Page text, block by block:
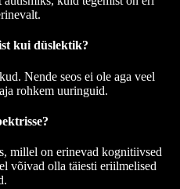
kui düslektik?
Nende seos ei ole aga veel
rohkem uuringuid.
millel on erinevad kognitiivsed
võivad olla täiesti eriilmelised